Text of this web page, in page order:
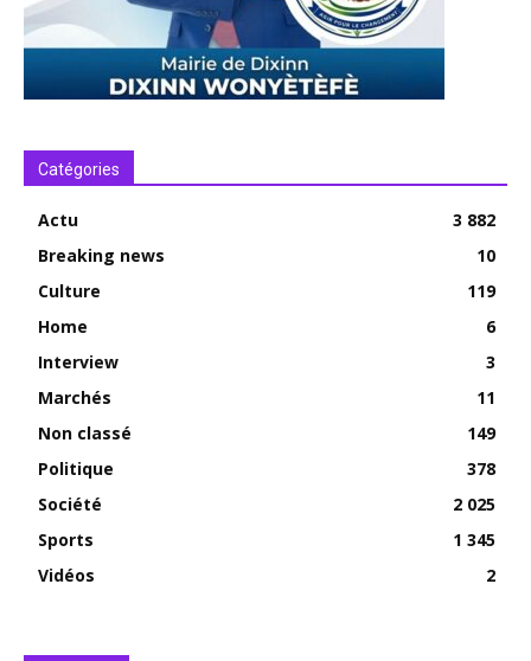
Catégories
Actu
3 882
Breaking news
10
Culture
119
Home
6
Interview
3
Marchés
11
Non classé
149
Politique
378
Société
2 025
Sports
1 345
Vidéos
2